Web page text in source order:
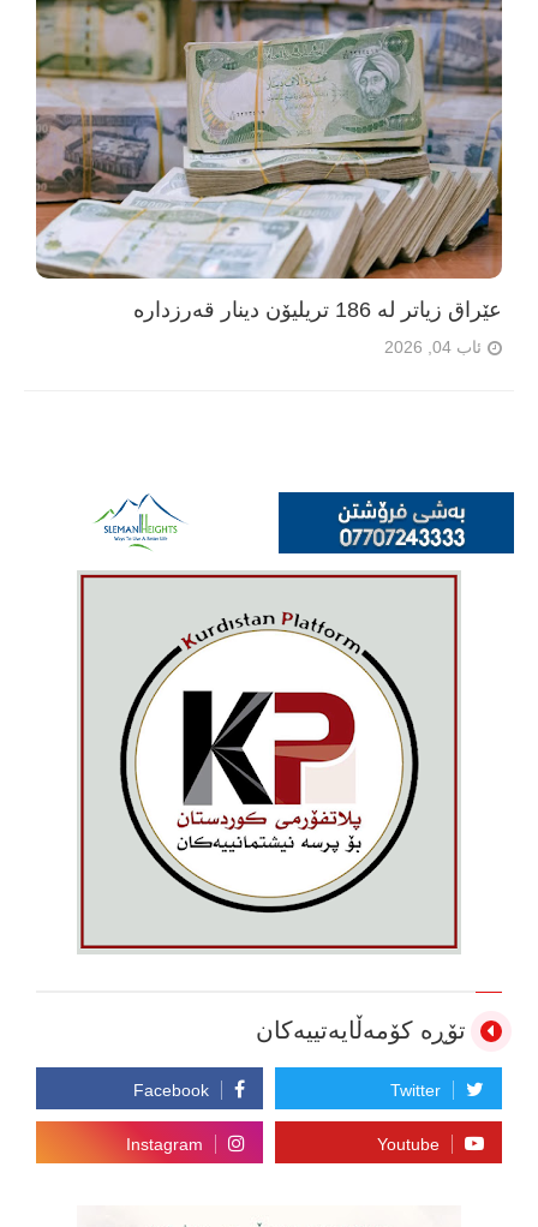
عێراق زیاتر لە 186 تریلیۆن دینار قەرزدارە
ئاب 04, 2026
تۆڕە کۆمەڵایەتییەکان